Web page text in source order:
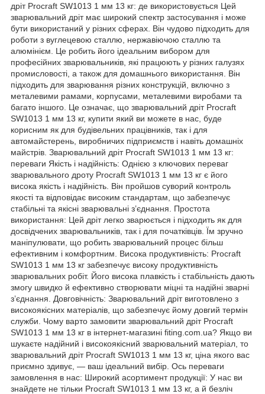
дріт Procraft SW1013 1 мм 13 кг: де використовується Цей
зварювальний дріт має широкий спектр застосування і може
бути використаний у різних сферах. Він чудово підходить для
роботи з вуглецевою сталлю, нержавіючою сталлю та
алюмінієм. Це робить його ідеальним вибором для
професійних зварювальників, які працюють у різних галузях
промисловості, а також для домашнього використання. Він
підходить для зварювання різних конструкцій, включно з
металевими рамами, корпусами, металевими виробами та
багато іншого. Це означає, що зварювальний дріт Procraft
SW1013 1 мм 13 кг, купити який ви можете в нас, буде
корисним як для будівельних працівників, так і для
автомайстерень, виробничих підприємств і навіть домашніх
майстрів. Зварювальний дріт Procraft SW1013 1 мм 13 кг:
переваги Якість і надійність: Однією з ключових переваг
зварювального дроту Procraft SW1013 1 мм 13 кг є його
висока якість і надійність. Він пройшов суворий контроль
якості та відповідає високим стандартам, що забезпечує
стабільні та якісні зварювальні з’єднання. Простота
використання: Цей дріт легко зварюється і підходить як для
досвідчених зварювальників, так і для початківців. Їм зручно
маніпулювати, що робить зварювальний процес більш
ефективним і комфортним. Висока продуктивність: Procraft
SW1013 1 мм 13 кг забезпечує високу продуктивність
зварювальних робіт. Його висока плавкість і стабільність дають
змогу швидко й ефективно створювати міцні та надійні зварні
з’єднання. Довговічність: Зварювальний дріт виготовлено з
високоякісних матеріалів, що забезпечує йому довгий термін
служби. Чому варто замовити зварювальний дріт Procraft
SW1013 1 мм 13 кг в інтернет-магазині fiting.com.ua? Якщо ви
шукаєте надійний і високоякісний зварювальний матеріал, то
зварювальний дріт Procraft SW1013 1 мм 13 кг, ціна якого вас
приємно здивує, — ваш ідеальний вибір. Ось переваги
замовлення в нас: Широкий асортимент продукції: У нас ви
знайдете не тільки Procraft SW1013 1 мм 13 кг, а й безліч